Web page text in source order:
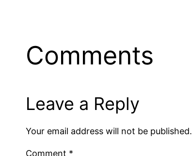
Comments
Leave a Reply
Your email address will not be published.
Comment *